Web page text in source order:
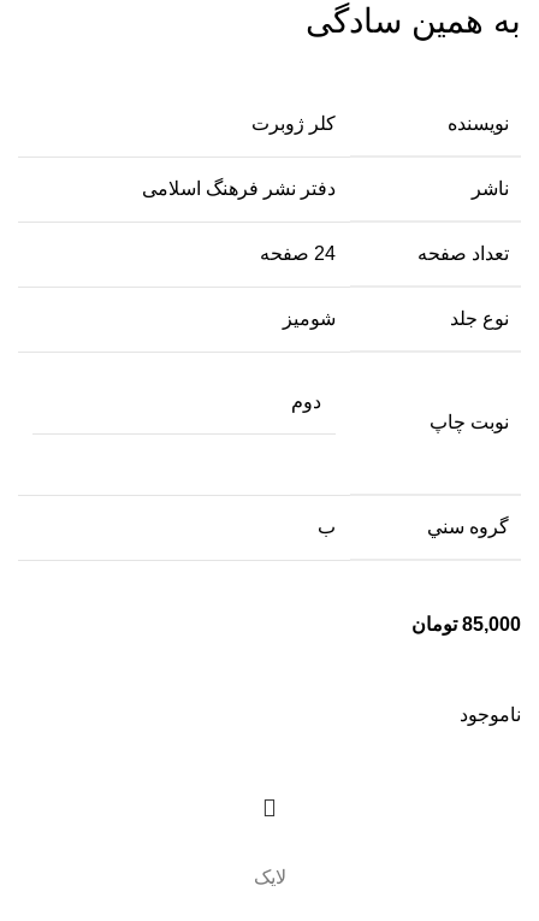
به همین سادگی
نویسنده کلر ژوبرت
ناشر دفتر نشر فرهنگ اسلامی
تعداد صفحه 24 صفحه
نوع جلد شومیز
نوبت چاپ
دوم
گروه سني ب
85,000 تومان
ناموجود
لایک